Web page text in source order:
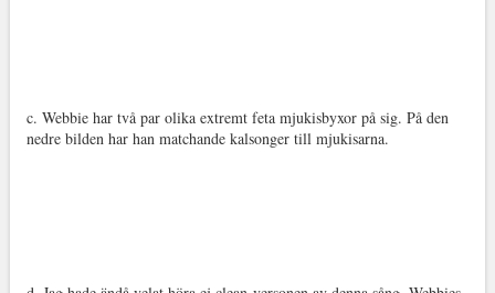
c. Webbie har två par olika extremt feta mjukisbyxor på sig. På den
nedre bilden har han matchande kalsonger till mjukisarna.